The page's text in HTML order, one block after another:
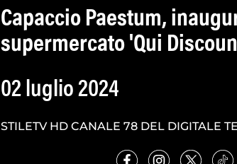
Capaccio Paestum,
supermercato 'Qui
02 luglio 2024
STILETV HD CANALE 78 DEL DIGITALE